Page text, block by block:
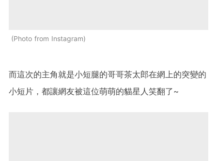
Photo from Instagram
而這次的主角就是小短腿的哥哥茶太郎在網上的突變的
小短片，都讓網友被這位萌萌的貓星人笑翻了~